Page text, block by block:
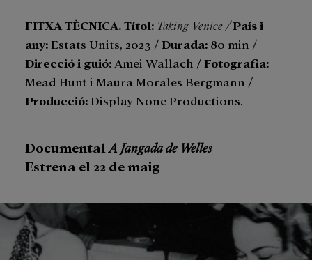
FITXA TÈCNICA. Títol: Taking Venice /País i
any:Estats Units, 2023 /Durada: 80 min /
Direcció i guió: Amei Wallach /Fotografia:
Mead Hunt i Maura Morales Bergmann /
Producció:Display None Productions.
Documental A Jangada de Welles
Estrena el 22 de maig